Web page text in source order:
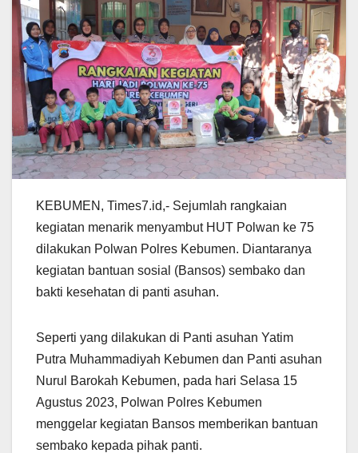
KEBUMEN, Times7.id,- Sejumlah rangkaian
kegiatan menarik menyambut HUT Polwan ke 75
dilakukan Polwan Polres Kebumen. Diantaranya
kegiatan bantuan sosial (Bansos) sembako dan
bakti kesehatan di panti asuhan.
Seperti yang dilakukan di Panti asuhan Yatim
Putra Muhammadiyah Kebumen dan Panti asuhan
Nurul Barokah Kebumen, pada hari Selasa 15
Agustus 2023, Polwan Polres Kebumen
menggelar kegiatan Bansos memberikan bantuan
sembako kepada pihak panti.